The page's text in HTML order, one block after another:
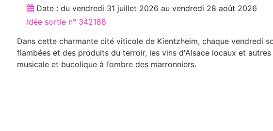
Date : du vendredi 31 juillet 2026 au vendredi 28 août 2026
Idée sortie n° 342188
Dans cette charmante cité viticole de Kientzheim, chaque vendredi
flambées et des produits du terroir, les vins d'Alsace locaux et
musicale et bucolique à l’ombre des marronniers.